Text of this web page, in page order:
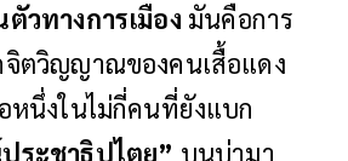
วทางการเมือง มันคือการ
จิตวิญญาณของคนเสื้อแดง
หนึ่งในไม่กี่คนที่ยังแบก
ระชาธิปไตย” บนบ่ามา